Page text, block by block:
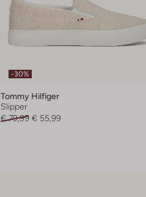
-30%
Tommy Hilfiger
Slipper
€ 79,99 € 55,99